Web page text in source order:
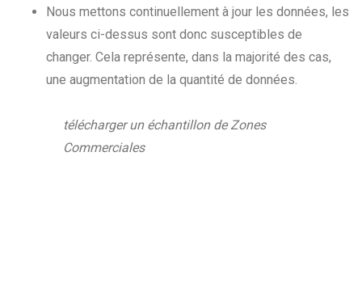
Nous mettons continuellement à jour les données, les
valeurs ci-dessus sont donc susceptibles de
changer. Cela représente, dans la majorité des cas,
une augmentation de la quantité de données.
télécharger un échantillon de Zones
Commerciales